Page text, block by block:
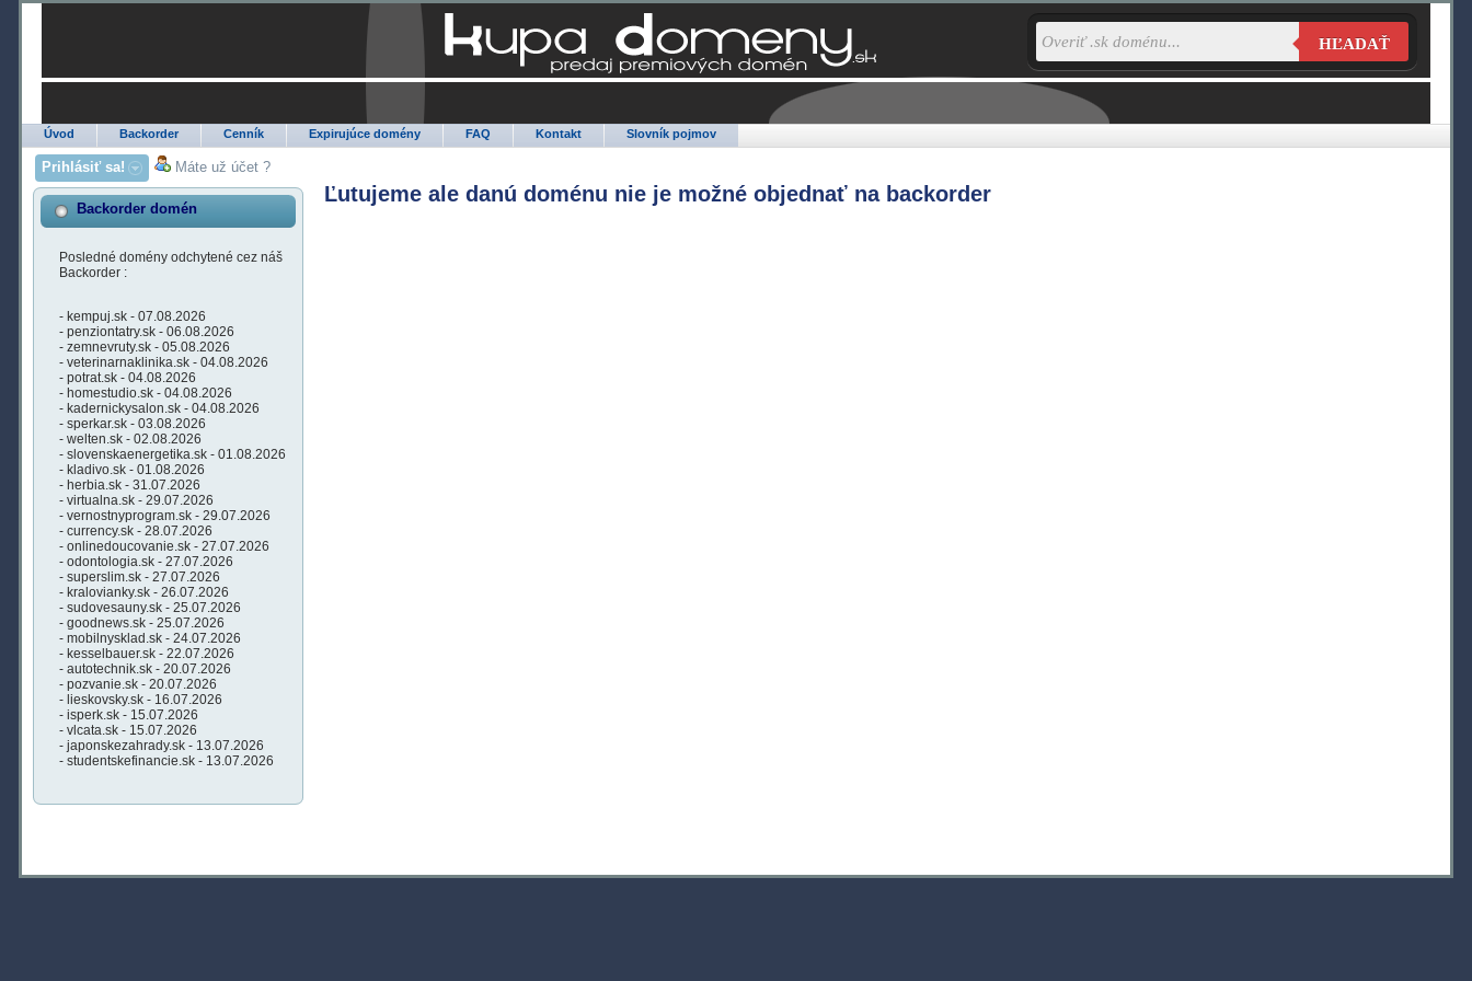
Úvod Backorder Cenník Expirujúce domény FAQ Kontakt Slovník pojmov
HĽADAŤ
Prihlásiť sa! Máte už účet ?
Backorder domén
Posledné domény odchytené cez náš
Backorder :
- kempuj.sk - 07.08.2026
- penziontatry.sk - 06.08.2026
- zemnevruty.sk - 05.08.2026
- veterinarnaklinika.sk - 04.08.2026
- potrat.sk - 04.08.2026
- homestudio.sk - 04.08.2026
- kadernickysalon.sk - 04.08.2026
- sperkar.sk - 03.08.2026
- welten.sk - 02.08.2026
- slovenskaenergetika.sk - 01.08.2026
- kladivo.sk - 01.08.2026
- herbia.sk - 31.07.2026
- virtualna.sk - 29.07.2026
- vernostnyprogram.sk - 29.07.2026
- currency.sk - 28.07.2026
- onlinedoucovanie.sk - 27.07.2026
- odontologia.sk - 27.07.2026
- superslim.sk - 27.07.2026
- kralovianky.sk - 26.07.2026
- sudovesauny.sk - 25.07.2026
- goodnews.sk - 25.07.2026
- mobilnysklad.sk - 24.07.2026
- kesselbauer.sk - 22.07.2026
- autotechnik.sk - 20.07.2026
- pozvanie.sk - 20.07.2026
- lieskovsky.sk - 16.07.2026
- isperk.sk - 15.07.2026
- vlcata.sk - 15.07.2026
- japonskezahrady.sk - 13.07.2026
- studentskefinancie.sk - 13.07.2026
Ľutujeme ale danú doménu nie je možné objednať na backorder